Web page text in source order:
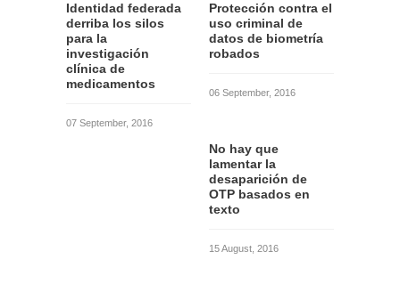
Identidad federada
derriba los silos
para la
investigación
clínica de
medicamentos
07 September, 2016
Protección contra el
uso criminal de
datos de biometría
robados
06 September, 2016
No hay que
lamentar la
desaparición de
OTP basados en
texto
15 August, 2016